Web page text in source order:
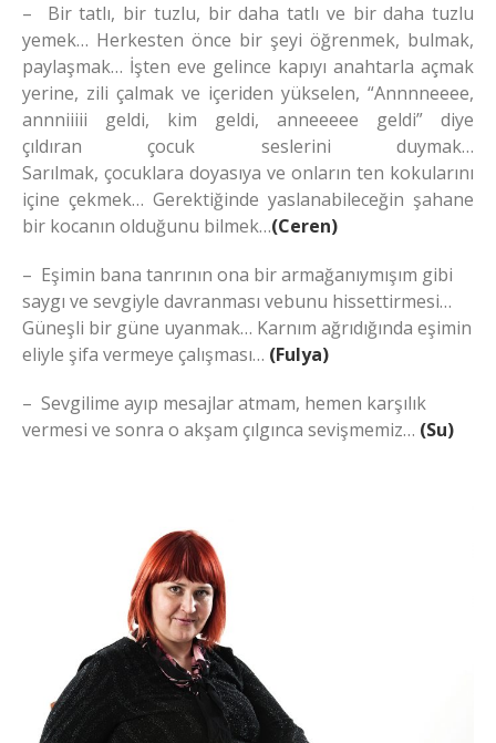
– Bir tatlı, bir tuzlu, bir daha tatlı ve bir daha tuzlu
yemek… Herkesten önce bir şeyi öğrenmek, bulmak,
paylaşmak… İşten eve gelince kapıyı anahtarla açmak
yerine, zili çalmak ve içeriden yükselen, “Annnneeee,
annniiiii geldi, kim geldi, anneeeee geldi” diye
çıldıran çocuk seslerini duymak…
Sarılmak, çocuklara doyasıya ve onların ten kokularını
içine çekmek… Gerektiğinde yaslanabileceğin şahane
bir kocanın olduğunu bilmek…(Ceren)
– Eşimin bana tanrının ona bir armağanıymışım gibi
saygı ve sevgiyle davranması vebunu hissettirmesi…
Güneşli bir güne uyanmak… Karnım ağrıdığında eşimin
eliyle şifa vermeye çalışması… (Fulya)
– Sevgilime ayıp mesajlar atmam, hemen karşılık
vermesi ve sonra o akşam çılgınca sevişmemiz… (Su)